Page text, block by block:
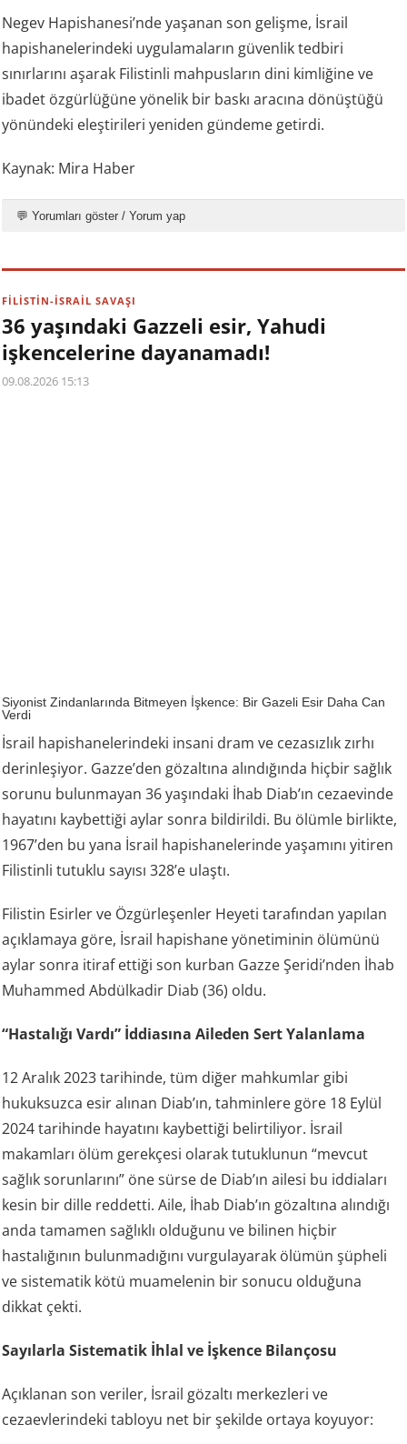
Negev Hapishanesi’nde yaşanan son gelişme, İsrail
hapishanelerindeki uygulamaların güvenlik tedbiri
sınırlarını aşarak Filistinli mahpusların dini kimliğine ve
ibadet özgürlüğüne yönelik bir baskı aracına dönüştüğü
yönündeki eleştirileri yeniden gündeme getirdi.
Kaynak: Mira Haber
💬 Yorumları göster / Yorum yap
FİLİSTİN-İSRAİL SAVAŞI
36 yaşındaki Gazzeli esir, Yahudi
işkencelerine dayanamadı!
09.08.2026 15:13
Siyonist Zindanlarında Bitmeyen İşkence: Bir Gazeli Esir Daha Can
Verdi
İsrail hapishanelerindeki insani dram ve cezasızlık zırhı
derinleşiyor. Gazze’den gözaltına alındığında hiçbir sağlık
sorunu bulunmayan 36 yaşındaki İhab Diab’ın cezaevinde
hayatını kaybettiği aylar sonra bildirildi. Bu ölümle birlikte,
1967’den bu yana İsrail hapishanelerinde yaşamını yitiren
Filistinli tutuklu sayısı 328’e ulaştı.
Filistin Esirler ve Özgürleşenler Heyeti tarafından yapılan
açıklamaya göre, İsrail hapishane yönetiminin ölümünü
aylar sonra itiraf ettiği son kurban Gazze Şeridi’nden İhab
Muhammed Abdülkadir Diab (36) oldu.
“Hastalığı Vardı” İddiasına Aileden Sert Yalanlama
12 Aralık 2023 tarihinde, tüm diğer mahkumlar gibi
hukuksuzca esir alınan Diab’ın, tahminlere göre 18 Eylül
2024 tarihinde hayatını kaybettiği belirtiliyor. İsrail
makamları ölüm gerekçesi olarak tutuklunun “mevcut
sağlık sorunlarını” öne sürse de Diab’ın ailesi bu iddiaları
kesin bir dille reddetti. Aile, İhab Diab’ın gözaltına alındığı
anda tamamen sağlıklı olduğunu ve bilinen hiçbir
hastalığının bulunmadığını vurgulayarak ölümün şüpheli
ve sistematik kötü muamelenin bir sonucu olduğuna
dikkat çekti.
Sayılarla Sistematik İhlal ve İşkence Bilançosu
Açıklanan son veriler, İsrail gözaltı merkezleri ve
cezaevlerindeki tabloyu net bir şekilde ortaya koyuyor: